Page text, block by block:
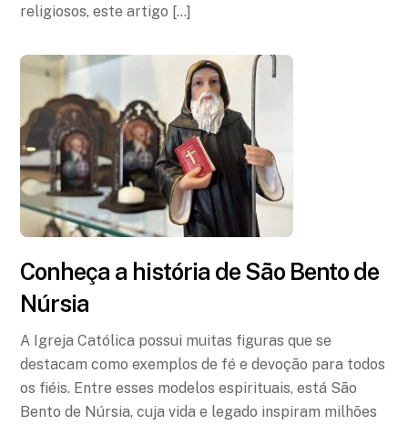
religiosos, este artigo […]
Conheça a história de São Bento de
Núrsia
A Igreja Católica possui muitas figuras que se
destacam como exemplos de fé e devoção para todos
os fiéis. Entre esses modelos espirituais, está São
Bento de Núrsia, cuja vida e legado inspiram milhões